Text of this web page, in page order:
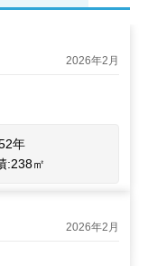
2026年2月
年
:238㎡
2026年2月